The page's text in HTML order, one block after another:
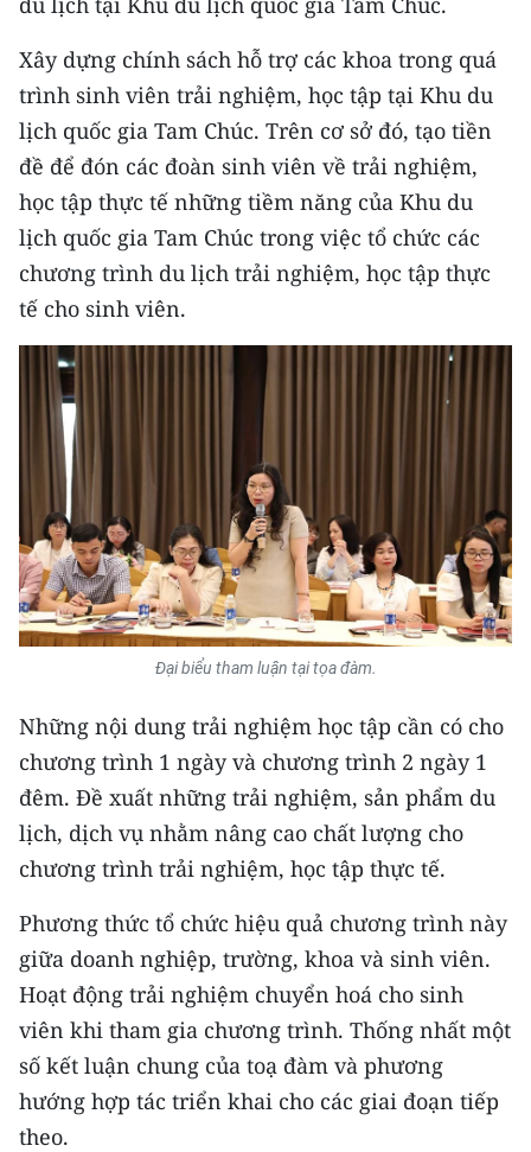
CHUYÊN ĐỀ
CÁC CHUYÊN TRANG
THỜI NAY
NHÂN DÂN CUỐI TUẦN
NHÂN DÂN HẰNG THÁNG
MUA BÁO
ĐỌC BÁO IN
ENGLISH
中文
РУССКИЙ
ESPAÑOL
한국어
Xây dựng chính sách hỗ trợ các khoa trong quá
trình sinh viên trải nghiệm, học tập tại Khu du
lịch quốc gia Tam Chúc. Trên cơ sở đó, tạo tiền
đề để đón các đoàn sinh viên về trải nghiệm,
học tập thực tế những tiềm năng của Khu du
lịch quốc gia Tam Chúc trong việc tổ chức các
chương trình du lịch trải nghiệm, học tập thực
tế cho sinh viên.
Đại biểu tham luận tại tọa đàm.
Những nội dung trải nghiệm học tập cần có cho
chương trình 1 ngày và chương trình 2 ngày 1
đêm. Đề xuất những trải nghiệm, sản phẩm du
lịch, dịch vụ nhằm nâng cao chất lượng cho
chương trình trải nghiệm, học tập thực tế.
Phương thức tổ chức hiệu quả chương trình này
giữa doanh nghiệp, trường, khoa và sinh viên.
Hoạt động trải nghiệm chuyển hoá cho sinh
viên khi tham gia chương trình. Thống nhất một
số kết luận chung của toạ đàm và phương
hướng hợp tác triển khai cho các giai đoạn tiếp
theo.